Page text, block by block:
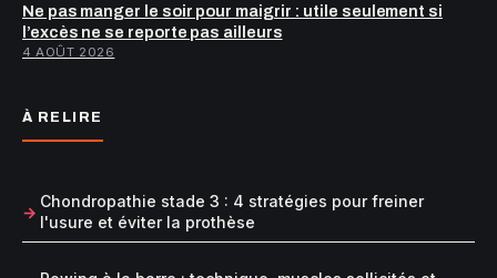
Ne pas manger le soir pour maigrir : utile seulement si
l’excès ne se reporte pas ailleurs
4 AOÛT 2026
À RELIRE
Chondropathie stade 3 : 4 stratégies pour freiner
l'usure et éviter la prothèse